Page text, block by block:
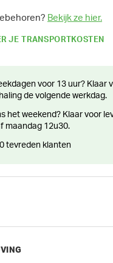
Bekijk ze hier.
JE TRANSPORTKOSTEN
de volgende werkdag.
maandag 12u30.
tevreden klanten